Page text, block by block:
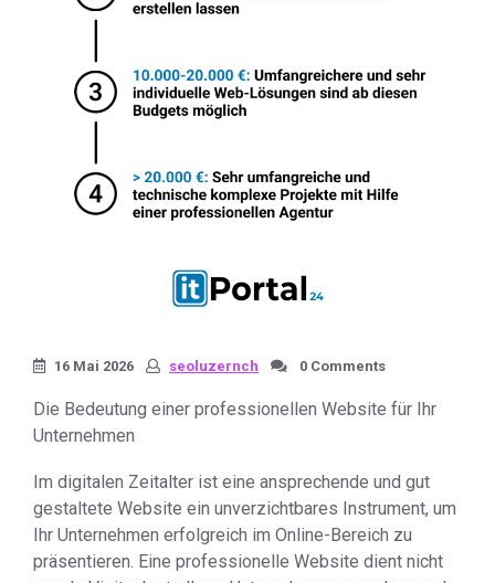
16 Mai 2026 seoluzernch 0 Comments
Die Bedeutung einer professionellen Website für Ihr
Unternehmen
Im digitalen Zeitalter ist eine ansprechende und gut
gestaltete Website ein unverzichtbares Instrument, um
Ihr Unternehmen erfolgreich im Online-Bereich zu
präsentieren. Eine professionelle Website dient nicht